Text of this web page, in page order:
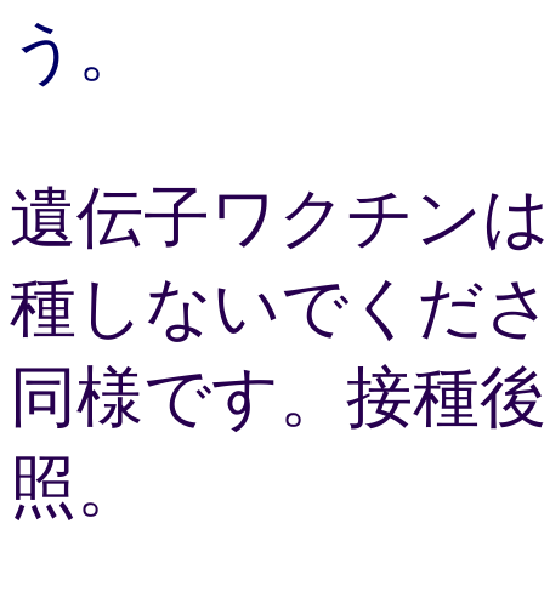
う。
遺伝子ワクチン
種しないでくだ
同様です。接種
照。